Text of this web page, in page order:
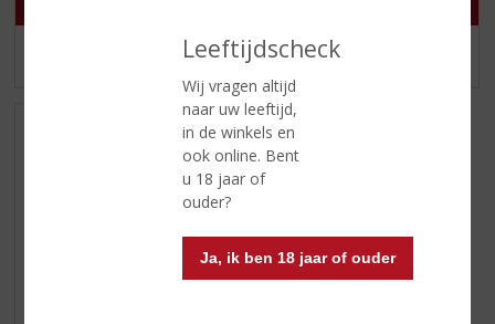
Leeftijdscheck
Wij vragen altijd
naar uw leeftijd,
in de winkels en
ook online. Bent
u 18 jaar of
ouder?
Ja, ik ben 18 jaar of ouder
MEER INFO